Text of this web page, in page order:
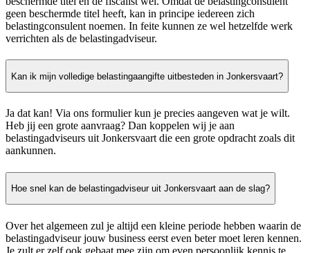
geen beschermde titel heeft, kan in principe iedereen zich
belastingconsulent noemen. In feite kunnen ze wel hetzelfde werk
verrichten als de belastingadviseur.
Kan ik mijn volledige belastingaangifte uitbesteden in Jonkersvaart?
Ja dat kan! Via ons formulier kun je precies aangeven wat je wilt.
Heb jij een grote aanvraag? Dan koppelen wij je aan
belastingadviseurs uit Jonkersvaart die een grote opdracht zoals dit
aankunnen.
Hoe snel kan de belastingadviseur uit Jonkersvaart aan de slag?
Over het algemeen zul je altijd een kleine periode hebben waarin de
belastingadviseur jouw business eerst even beter moet leren kennen.
Je zult er zelf ook gebaat mee zijn om even persoonlijk kennis te